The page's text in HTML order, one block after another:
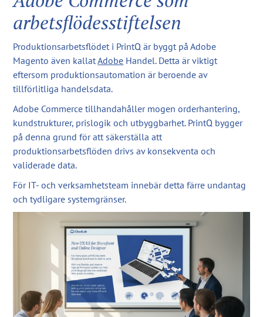
arbetsflödesstiftelsen
Produktionsarbetsflödet i PrintQ är byggt på Adobe
Magento även kallatAdobe Handel. Detta är viktigt
eftersom produktionsautomation är beroende av
tillförlitliga handelsdata.
Adobe Commerce tillhandahåller mogen orderhantering,
kundstrukturer, prislogik och utbyggbarhet. PrintQ bygger
på denna grund för att säkerställa att
produktionsarbetsflöden drivs av konsekventa och
validerade data.
För IT- och verksamhetsteam innebär detta färre undantag
och tydligare systemgränser.